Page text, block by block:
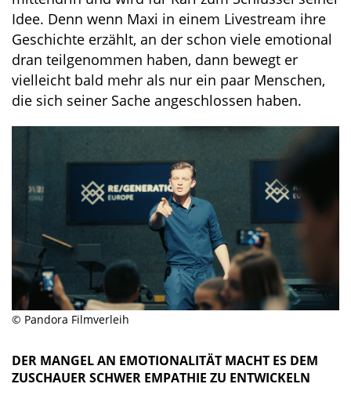
Idee. Denn wenn Maxi in einem Livestream ihre
Geschichte erzählt, an der schon viele emotional
dran teilgenommen haben, dann bewegt er
vielleicht bald mehr als nur ein paar Menschen,
die sich seiner Sache angeschlossen haben.
© Pandora Filmverleih
DER MANGEL AN EMOTIONALITÄT MACHT ES DEM
ZUSCHAUER SCHWER EMPATHIE ZU ENTWICKELN